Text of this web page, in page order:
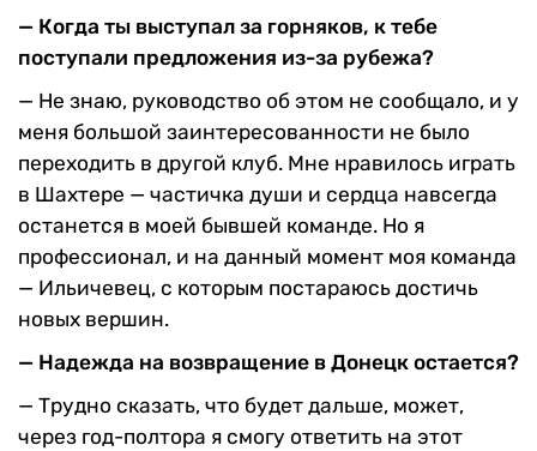
— Когда ты выступал за горняков, к тебе
поступали предложения из-за рубежа?
— Не знаю, руководство об этом не сообщало, и у
меня большой заинтересованности не было
переходить в другой клуб. Мне нравилось играть
в Шахтере — частичка души и сердца навсегда
останется в моей бывшей команде. Но я
профессионал, и на данный момент моя команда
— Ильичевец, с которым постара­юсь достичь
новых вершин.
— Надежда на возвраще­ние в Донецк остается?
— Трудно сказать, что будет дальше, может,
через год-полтора я смогу ответить на этот